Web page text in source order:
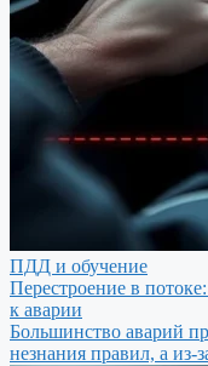
ПДД и обучение
Перестроение в
к аварии
Большинство аварий
незнания правил, а